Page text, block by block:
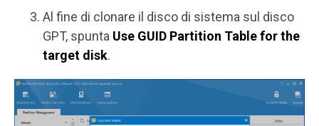
Al fine di clonare il disco di sistema sul disco
GPT, spunta Use GUID Partition Table for the
target disk.